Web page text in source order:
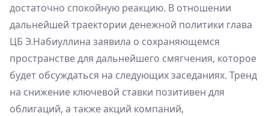
достаточно спокойную реакцию. В отношении
дальнейшей траектории денежной политики глава
ЦБ Э.Набиуллина заявила о сохраняющемся
пространстве для дальнейшего смягчения, которое
будет обсуждаться на следующих заседаниях. Тренд
на снижение ключевой ставки позитивен для
облигаций, а также акций компаний,